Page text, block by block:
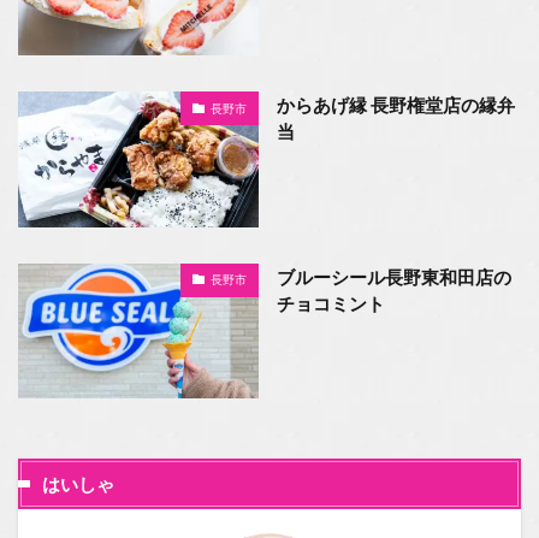
長野市
からあげ縁 長野権堂店の縁弁
当
長野市
ブルーシール長野東和田店の
チョコミント
はいしゃ